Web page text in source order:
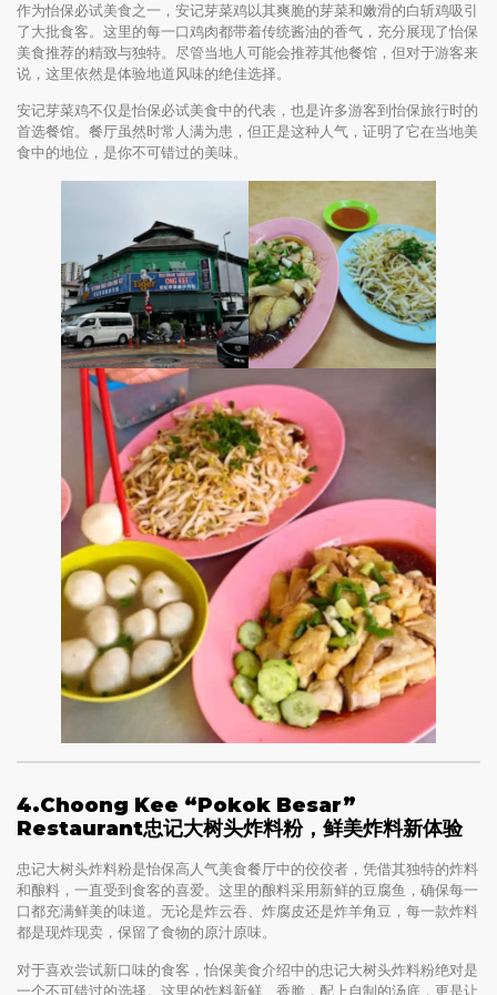
作为怡保必试美食之一，安记芽菜鸡以其爽脆的芽菜和嫩滑的白斩鸡吸引
了大批食客。这里的每一口鸡肉都带着传统酱油的香气，充分展现了怡保
美食推荐的精致与独特。尽管当地人可能会推荐其他餐馆，但对于游客来
说，这里依然是体验地道风味的绝佳选择。
安记芽菜鸡不仅是怡保必试美食中的代表，也是许多游客到怡保旅行时的
首选餐馆。餐厅虽然时常人满为患，但正是这种人气，证明了它在当地美
食中的地位，是你不可错过的美味。
4.Choong Kee “Pokok Besar”
Restaurant忠记大树头炸料粉，鲜美炸料新体验
忠记大树头炸料粉是怡保高人气美食餐厅中的佼佼者，凭借其独特的炸料
和酿料，一直受到食客的喜爱。这里的酿料采用新鲜的豆腐鱼，确保每一
口都充满鲜美的味道。无论是炸云吞、炸腐皮还是炸羊角豆，每一款炸料
都是现炸现卖，保留了食物的原汁原味。
对于喜欢尝试新口味的食客，怡保美食介绍中的忠记大树头炸料粉绝对是
一个不可错过的选择。这里的炸料新鲜、香脆，配上自制的汤底，更是让